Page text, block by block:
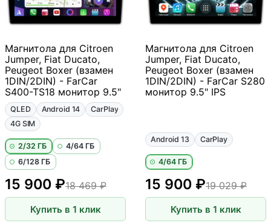
Магнитола для Citroen
Jumper, Fiat Ducato,
Peugeot Boxer (взамен
1DIN/2DIN) - FarCar
S400-TS18 монитор 9.5"
QLED Android 14
CarPlay
4G SIM
2/32 ГБ
4/64 ГБ
6/128 ГБ
15 900 ₽18 469 ₽
Купить в 1 клик
Магнитола для Citroen
Jumper, Fiat Ducato,
Peugeot Boxer (взамен
1DIN/2DIN) - FarCar S280
монитор 9.5" IPS
Android 13 CarPlay
4/64 ГБ
19 029 ₽
15 900 ₽
Купить в 1 клик